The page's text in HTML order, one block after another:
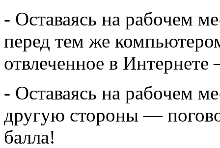
- Оставаясь на рабочем
перед тем же
отвлеченное в Интернете
- Оставаясь на рабочем
другую стороны —
балла!